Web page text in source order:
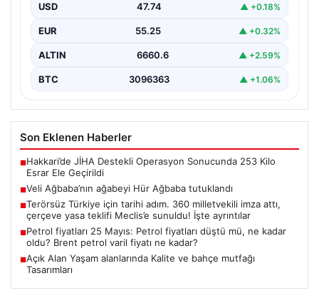
USD 47.74 ▲ +0.18%
EUR 55.25 ▲ +0.32%
ALTIN 6660.6 ▲ +2.59%
BTC 3096363 ▲ +1.06%
Son Eklenen Haberler
■Hakkari’de JİHA Destekli Operasyon Sonucunda 253 Kilo
Esrar Ele Geçirildi
■Veli Ağbaba’nın ağabeyi Hür Ağbaba tutuklandı
■Terörsüz Türkiye için tarihi adım. 360 milletvekili imza attı,
çerçeve yasa teklifi Meclis’e sunuldu! İşte ayrıntılar
■Petrol fiyatları 25 Mayıs: Petrol fiyatları düştü mü, ne kadar
oldu? Brent petrol varil fiyatı ne kadar?
■Açık Alan Yaşam alanlarında Kalite ve bahçe mutfağı
Tasarımları